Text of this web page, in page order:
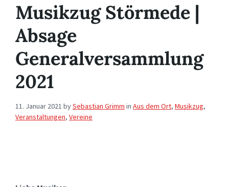
Musikzug Störmede |
Absage
Generalversammlung
2021
11. Januar 2021 bySebastian Grimm in Aus dem Ort, Musikzug,
Veranstaltungen, Vereine